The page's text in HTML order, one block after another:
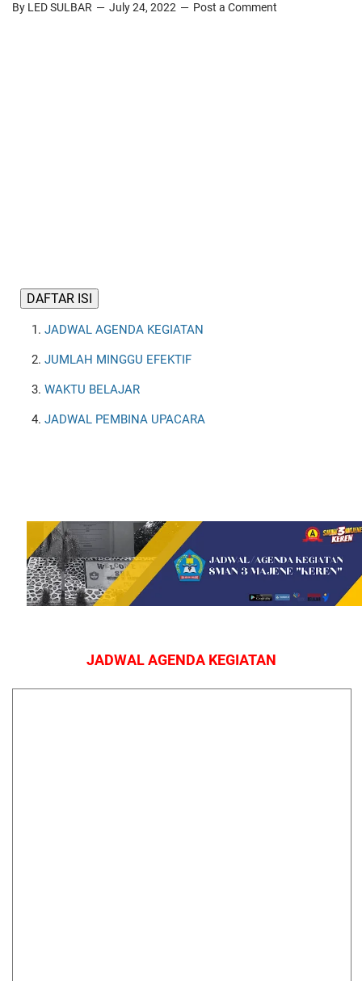
By LED SULBAR July 24, 2022 Post a Comment
DAFTAR ISI
JADWAL AGENDA KEGIATAN
JUMLAH MINGGU EFEKTIF
WAKTU BELAJAR
JADWAL PEMBINA UPACARA
JADWAL AGENDA KEGIATAN